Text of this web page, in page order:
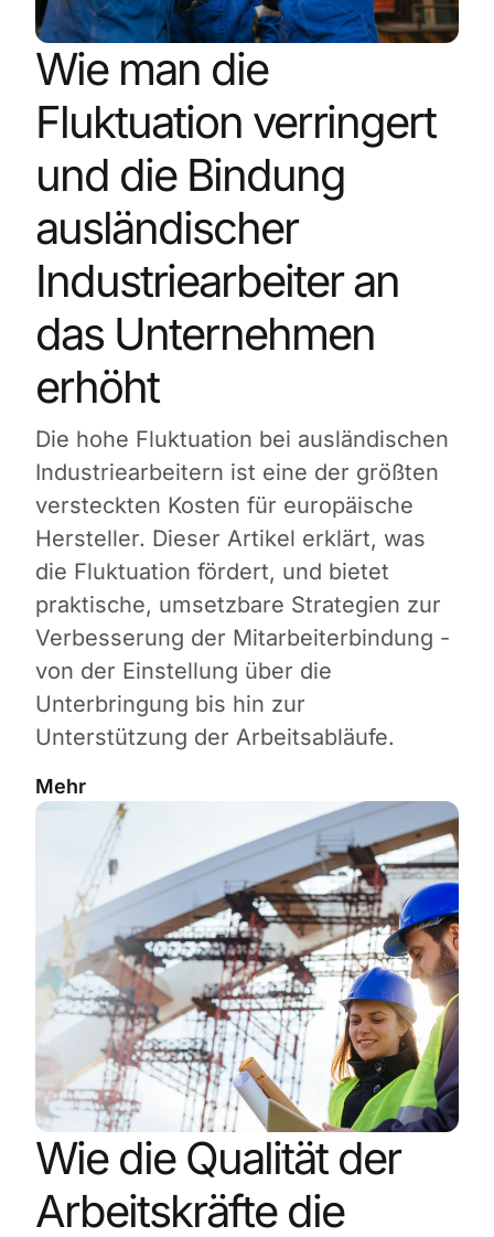
Wie man die
Fluktuation verringert
und die Bindung
ausländischer
Industriearbeiter an
das Unternehmen
erhöht
Die hohe Fluktuation bei ausländischen
Industriearbeitern ist eine der größten
versteckten Kosten für europäische
Hersteller. Dieser Artikel erklärt, was
die Fluktuation fördert, und bietet
praktische, umsetzbare Strategien zur
Verbesserung der Mitarbeiterbindung -
von der Einstellung über die
Unterbringung bis hin zur
Unterstützung der Arbeitsabläufe.
Mehr
Wie die Qualität der
Arbeitskräfte die